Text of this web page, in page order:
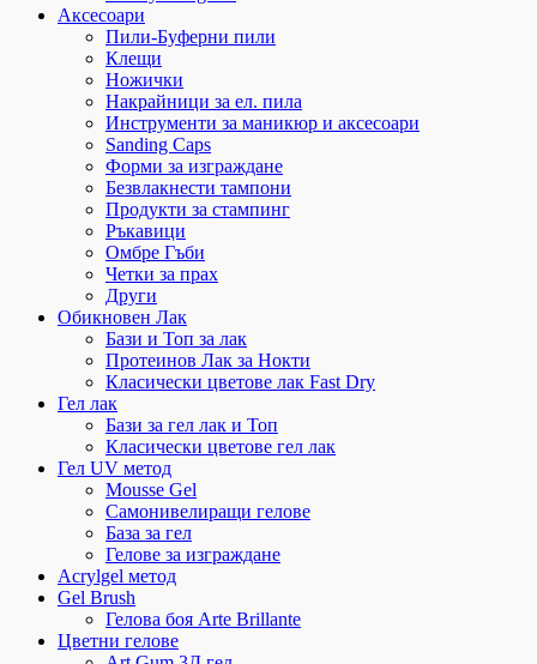
Аксесоари
Пили-Буферни пили
Клещи
Ножички
Накрайници за ел. пила
Инструменти за маникюр и аксесоари
Sanding Caps
Форми за изграждане
Безвлакнести тампони
Продукти за стампинг
Ръкавици
Омбре Гъби
Четки за прах
Други
Обикновен Лак
Бази и Топ за лак
Протеинов Лак за Нокти
Класически цветове лак Fast Dry
Гел лак
Бази за гел лак и Топ
Класически цветове гел лак
Гел UV метод
Mousse Gel
Самонивелиращи гелове
База за гел
Гелове за изграждане
Acrylgel метод
Gel Brush
Гелова боя Arte Brillante
Цветни гелове